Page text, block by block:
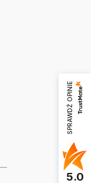
SPRAWDŹ OPINIE
5.0